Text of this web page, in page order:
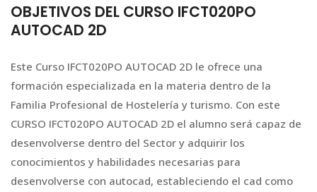
OBJETIVOS DEL CURSO IFCT020PO
AUTOCAD 2D
Este Curso IFCT020PO AUTOCAD 2D le ofrece una
formación especializada en la materia dentro de la
Familia Profesional de Hostelería y turismo. Con este
CURSO IFCT020PO AUTOCAD 2D el alumno será capaz de
desenvolverse dentro del Sector y adquirir los
conocimientos y habilidades necesarias para
desenvolverse con autocad, estableciendo el cad como